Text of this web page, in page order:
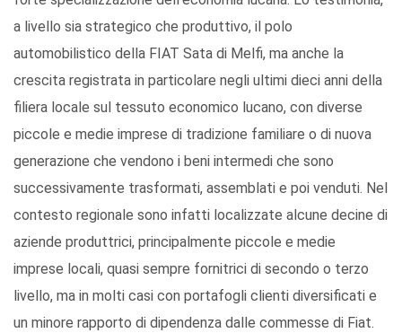
a livello sia strategico che produttivo, il polo
automobilistico della FIAT Sata di Melfi, ma anche la
crescita registrata in particolare negli ultimi dieci anni della
filiera locale sul tessuto economico lucano, con diverse
piccole e medie imprese di tradizione familiare o di nuova
generazione che vendono i beni intermedi che sono
successivamente trasformati, assemblati e poi venduti. Nel
contesto regionale sono infatti localizzate alcune decine di
aziende produttrici, principalmente piccole e medie
imprese locali, quasi sempre fornitrici di secondo o terzo
livello, ma in molti casi con portafogli clienti diversificati e
un minore rapporto di dipendenza dalle commesse di Fiat.